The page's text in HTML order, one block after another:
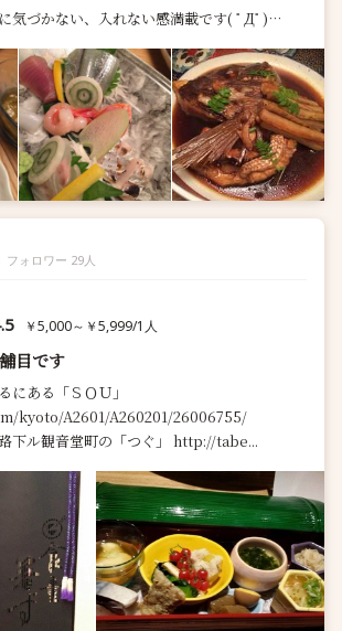
気づかない、入れない感満載です( ﾟДﾟ)
Ｕさんと中で繋がっているようです（増床さ
フォロワー 29人
￥5,000～￥5,999/1人
目です
にある「ＳＯＵ」
kyoto/A2601/A260201/26006755/
下ル観音堂町の「つぐ」 http://tabe...